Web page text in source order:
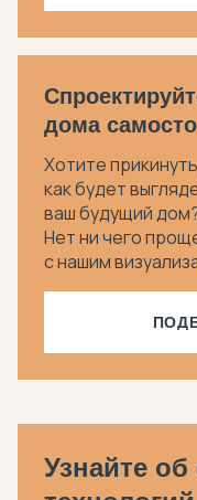
дома
Хотите
как будет
ваш будущий
Нет ни чего
с нашим
Узнайте